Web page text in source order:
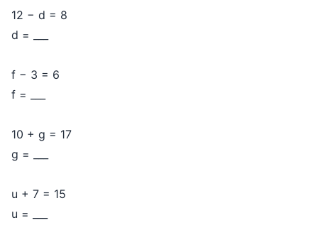
12 − d = 8
d = ___
f − 3 = 6
f = ___
10 + g = 17
g = ___
u + 7 = 15
u = ___